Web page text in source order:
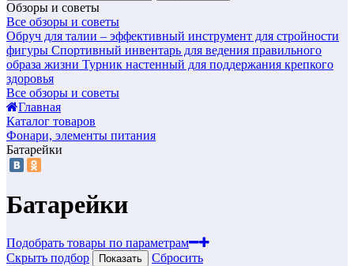
Обзоры и советы
Все обзоры и советы
Обруч для талии – эффективный инструмент для стройности
фигуры Спортивный инвентарь для ведения правильного
образа жизни Турник настенный для поддержания крепкого
здоровья
Все обзоры и советы
Главная
Каталог товаров
Фонари, элементы питания
Батарейки
Батарейки
Подобрать товары по параметрам
Скрыть подбор
Показать
Сбросить